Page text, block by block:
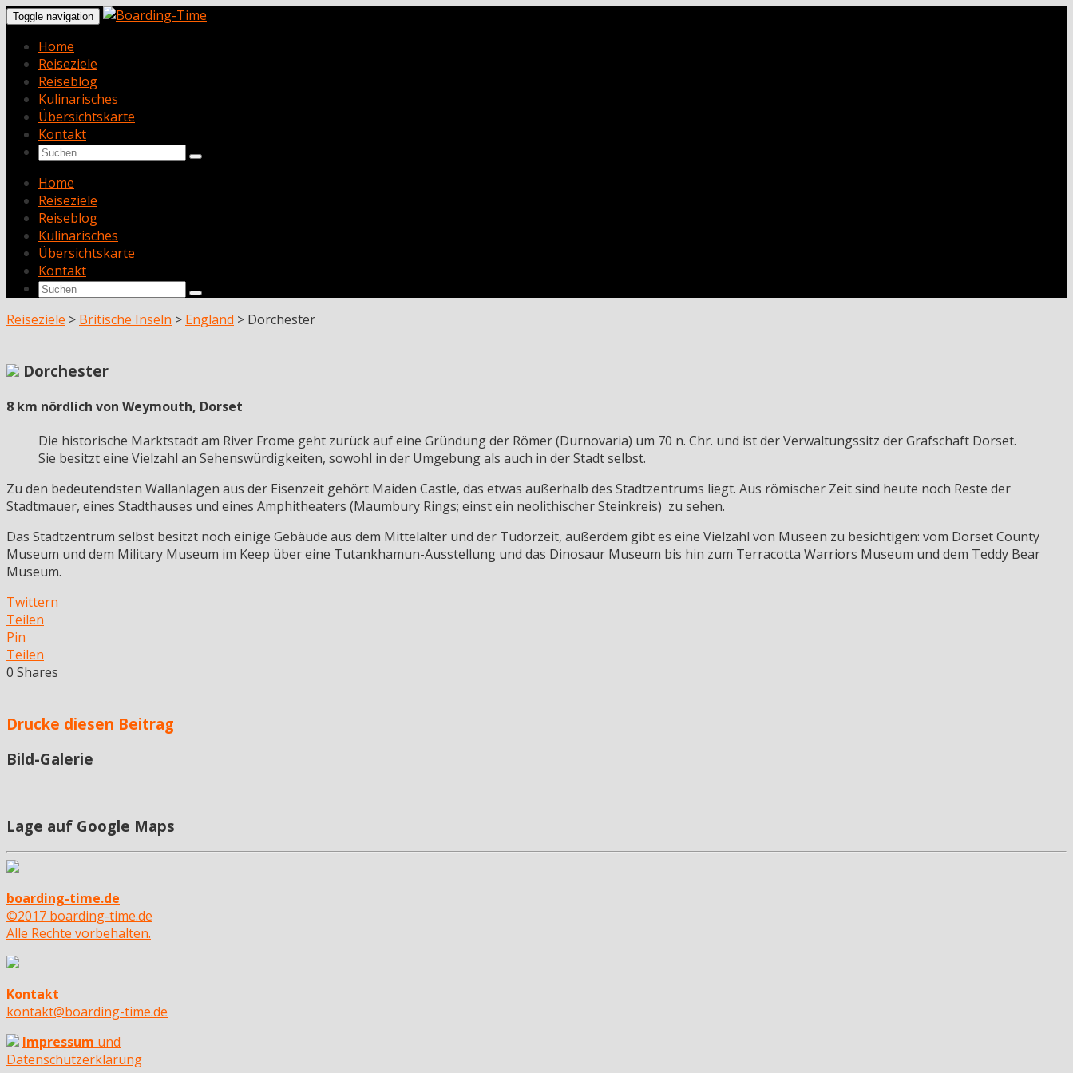
Toggle navigation
Home
Reiseziele
Reiseblog
Kulinarisches
Übersichtskarte
Kontakt
Home
Reiseziele
Reiseblog
Kulinarisches
Übersichtskarte
Kontakt
Reiseziele > Britische Inseln > England > Dorchester
Dorchester
8 km nördlich von Weymouth, Dorset
Die historische Marktstadt am River Frome geht zurück auf eine Gründung der Römer (Durnovaria) um 70 n. Chr. und ist der Verwaltungssitz der Grafschaft Dorset.
Sie besitzt eine Vielzahl an Sehenswürdigkeiten, sowohl in der Umgebung als auch in der Stadt selbst.
Zu den bedeutendsten Wallanlagen aus der Eisenzeit gehört Maiden Castle, das etwas außerhalb des Stadtzentrums liegt. Aus römischer Zeit sind heute noch Reste der
Stadtmauer, eines Stadthauses und eines Amphitheaters (Maumbury Rings; einst ein neolithischer Steinkreis) zu sehen.
Das Stadtzentrum selbst besitzt noch einige Gebäude aus dem Mittelalter und der Tudorzeit, außerdem gibt es eine Vielzahl von Museen zu besichtigen: vom Dorset County
Museum und dem Military Museum im Keep über eine Tutankhamun-Ausstellung und das Dinosaur Museum bis hin zum Terracotta Warriors Museum und dem Teddy Bear
Museum.
Twittern
Teilen
Pin
Teilen
0 Shares
Drucke diesen Beitrag
Bild-Galerie
Lage auf Google Maps
boarding-time.de
©2017 boarding-time.de
Alle Rechte vorbehalten.
Kontakt
kontakt@boarding-time.de
Impressum und
Datenschutzerklärung